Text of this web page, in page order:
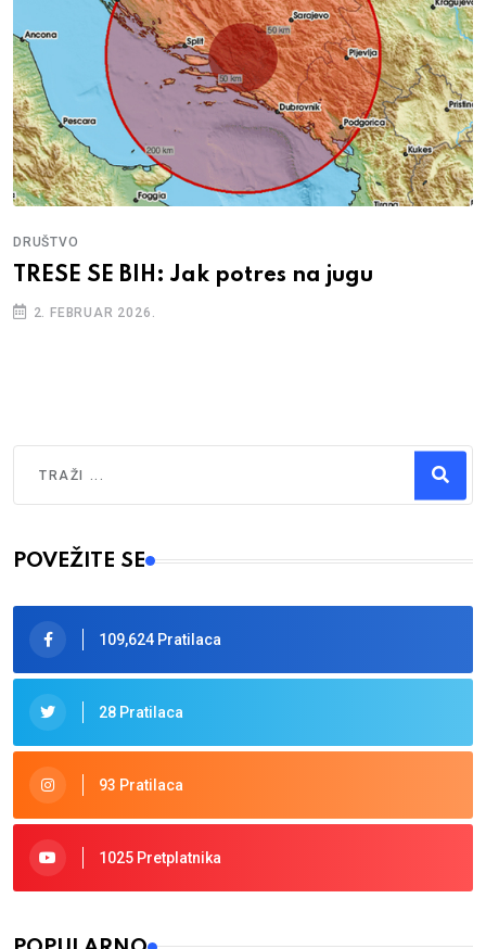
DRUŠTVO
TRESE SE BIH: Jak potres na jugu
2. FEBRUAR 2026.
Type 2 or more characters for results.
POVEŽITE SE
109,624 Pratilaca
28 Pratilaca
93 Pratilaca
1025 Pretplatnika